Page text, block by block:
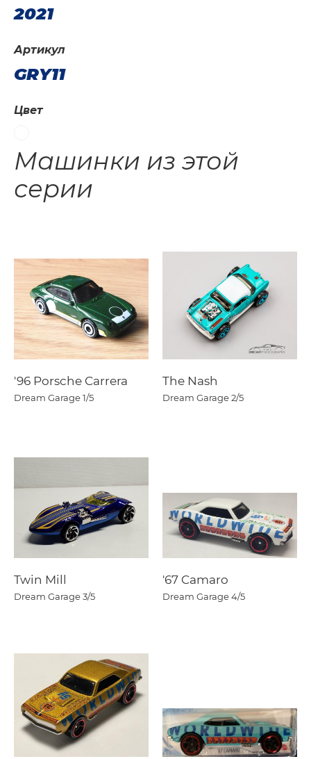
2021
Артикул
GRY11
Цвет
Машинки из этой
серии
'96 Porsche Carrera
Dream Garage1/5
The Nash
Dream Garage2/5
Twin Mill
Dream Garage3/5
'67 Camaro
Dream Garage4/5